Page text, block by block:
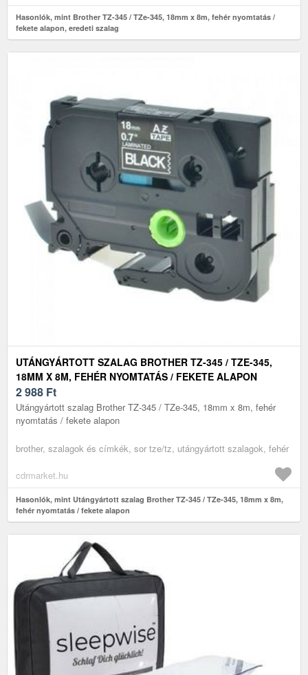
Hasonlók, mint Brother TZ-345 / TZe-345, 18mm x 8m, fehér nyomtatás /
fekete alapon, eredeti szalag
UTÁNGYÁRTOTT SZALAG BROTHER TZ-345 / TZE-345,
18MM X 8M, FEHÉR NYOMTATÁS / FEKETE ALAPON
2 988 Ft
Utángyártott szalag Brother TZ-345 / TZe-345, 18mm x 8m, fehér
nyomtatás / fekete alapon
brother, szalagok és címkék, sor tze/tz, utángyártott szalagok, fehér
cdrmarket.hu
Hasonlók, mint Utángyártott szalag Brother TZ-345 / TZe-345, 18mm x 8m,
fehér nyomtatás / fekete alapon